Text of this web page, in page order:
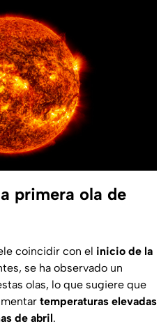
primera ola de
coincidir con el inicio de la
se ha observado un
olas, lo que sugiere que
temperaturas elevadas
de abril.